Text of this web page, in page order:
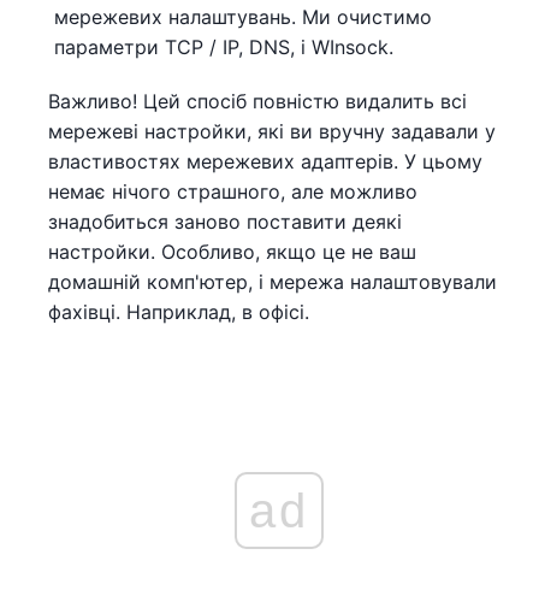
мережевих налаштувань. Ми очистимо
параметри TCP / IP, DNS, і WInsock.
Важливо! Цей спосіб повністю видалить всі
мережеві настройки, які ви вручну задавали у
властивостях мережевих адаптерів. У цьому
немає нічого страшного, але можливо
знадобиться заново поставити деякі
настройки. Особливо, якщо це не ваш
домашній комп'ютер, і мережа налаштовували
фахівці. Наприклад, в офісі.
ad